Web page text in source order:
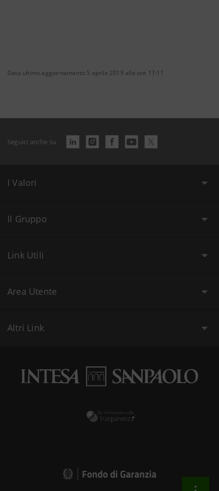
Data ultimo aggiornamento 5 aprile 2019 alle ore 17:11
Seguici anche su
I Valori
Il Gruppo
Link Utili
Area Utente
Altri Link